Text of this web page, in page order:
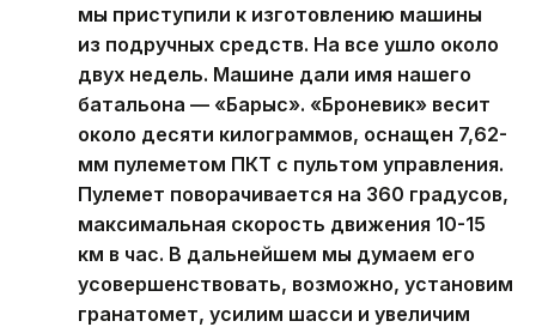
мы приступили к изготовлению машины
из подручных средств. На все ушло около
двух недель. Машине дали имя нашего
батальона — «Барыс». «Броневик» весит
около десяти килограммов, оснащен 7,62-
мм пулеметом ПКТ с пультом управления.
Пулемет поворачивается на 360 градусов,
максимальная скорость движения 10-15
км в час. В дальнейшем мы думаем его
усовершенствовать, возможно, установим
гранатомет, усилим шасси и увеличим